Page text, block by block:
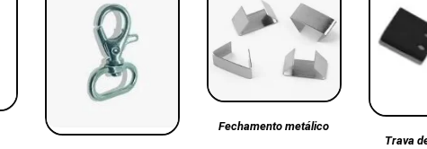
Fechamento metálico
Trava